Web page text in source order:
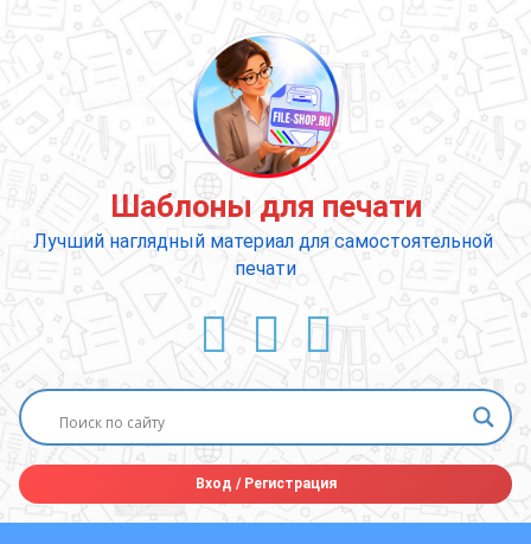
содержимому
Шаблоны для печати
Лучший наглядный материал для самостоятельной
печати
ВКонтакте
YouTube
E-mail
Вход /Регистрация